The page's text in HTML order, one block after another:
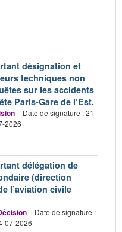
désignation et
techniques non
sur les accidents
Paris-Gare de l’Est.
Date de signature : 21-
2026
délégation de
(direction
l’aviation civile
Date de signature :
07-2026